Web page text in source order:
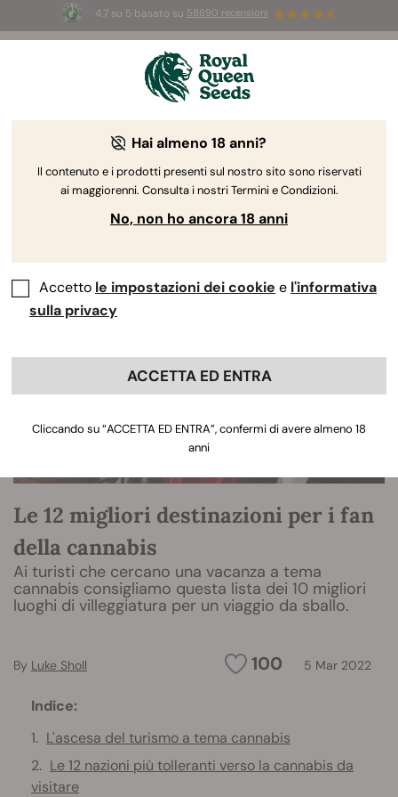
4.7 su 5 basato su 58690 recensioni
Summer Sales:Fino al 50% di sconto
su prodotti selezionati! ⏤
The RQS Blog
Le 12 migliori destinazioni per i fan
della cannabis
Ai turisti che cercano una vacanza a tema
cannabis consigliamo questa lista dei 10 migliori
luoghi di villeggiatura per un viaggio da sballo.
100 5 Mar 2022
By Luke Sholl
Indice:
L'ascesa del turismo a tema cannabis
Le 12 nazioni più tolleranti verso la cannabis da
visitare
Hai almeno 18 anni?
Il contenuto e i prodotti presenti sul nostro sito sono riservati
ai maggiorenni. Consulta i nostri Termini e Condizioni.
No, non ho ancora 18 anni
Accetto le impostazioni dei cookie e l'informativa
sulla privacy
ACCETTA ED ENTRA
Cliccando su “ACCETTA ED ENTRA”, confermi di avere almeno 18
anni